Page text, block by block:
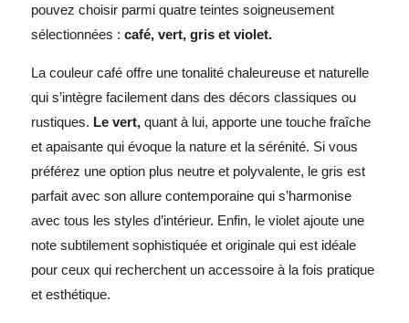
pouvez choisir parmi quatre teintes soigneusement
sélectionnées : café, vert, gris et violet.
La couleur café offre une tonalité chaleureuse et naturelle
qui s’intègre facilement dans des décors classiques ou
rustiques. Le vert,quant à lui, apporte une touche fraîche
et apaisante qui évoque la nature et la sérénité. Si vous
préférez une option plus neutre et polyvalente, le gris est
parfait avec son allure contemporaine qui s’harmonise
avec tous les styles d’intérieur. Enfin, le violet ajoute une
note subtilement sophistiquée et originale qui est idéale
pour ceux qui recherchent un accessoire à la fois pratique
et esthétique.